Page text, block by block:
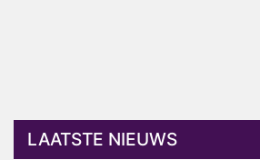
LAATSTE NIEUWS